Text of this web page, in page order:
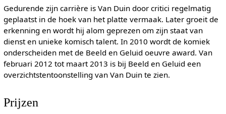
Gedurende zijn carrière is Van Duin door critici regelmatig
geplaatst in de hoek van het platte vermaak. Later groeit de
erkenning en wordt hij alom geprezen om zijn staat van
dienst en unieke komisch talent. In 2010 wordt de komiek
onderscheiden met de Beeld en Geluid oeuvre award. Van
februari 2012 tot maart 2013 is bij Beeld en Geluid een
overzichtstentoonstelling van Van Duin te zien.
Prijzen